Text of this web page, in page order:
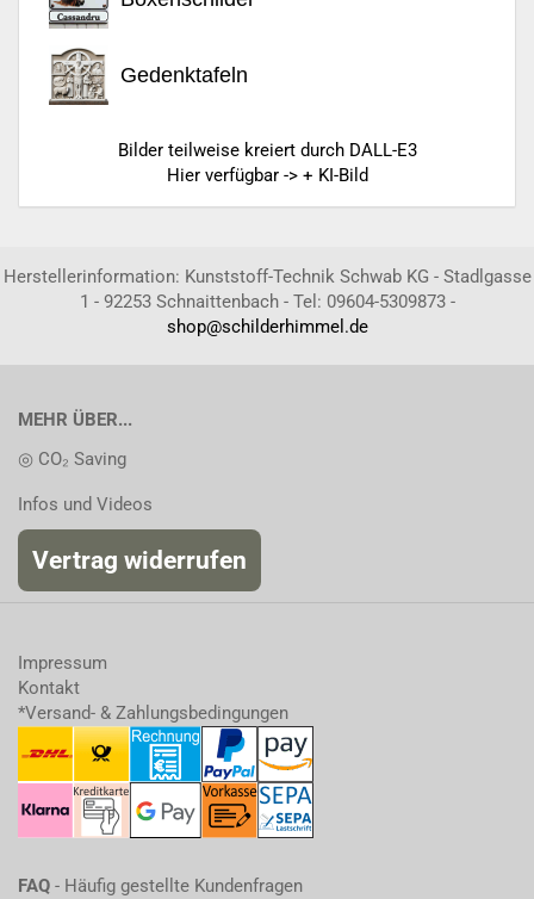
Gedenktafeln
Bilder teilweise kreiert durch DALL-E3
Hier verfügbar -> + KI-Bild
Herstellerinformation: Kunststoff-Technik Schwab KG - Stadlgasse
1 - 92253 Schnaittenbach - Tel: 09604-5309873 -
shop@schilderhimmel.de
MEHR ÜBER...
◎ CO₂ Saving
Infos und Videos
Vertrag widerrufen
Impressum
Kontakt
*Versand- & Zahlungsbedingungen
FAQ - Häufig gestellte Kundenfragen